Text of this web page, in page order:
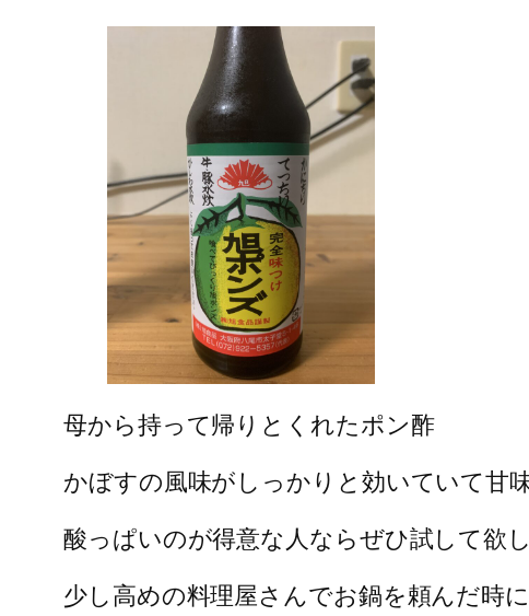
母から持って帰りとくれたポン酢
かぼすの風味がしっかりと効いていて甘
酸っぱいのが得意な人ならぜひ試して欲
少し高めの料理屋さんでお鍋を頼んだ時